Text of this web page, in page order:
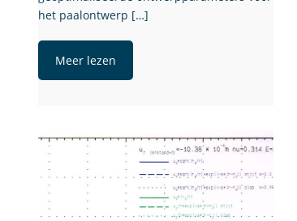
het paalontwerp […]
Meer lezen